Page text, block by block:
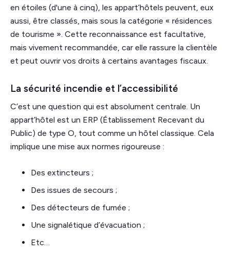
en étoiles (d'une à cinq), les appart’hôtels peuvent, eux
aussi, être classés, mais sous la catégorie « résidences
de tourisme ». Cette reconnaissance est facultative,
mais vivement recommandée, car elle rassure la clientèle
et peut ouvrir vos droits à certains avantages fiscaux.
La sécurité incendie et l’accessibilité
C’est une question qui est absolument centrale. Un
appart’hôtel est un ERP (Établissement Recevant du
Public) de type O, tout comme un hôtel classique. Cela
implique une mise aux normes rigoureuse :
Des extincteurs ;
Des issues de secours ;
Des détecteurs de fumée ;
Une signalétique d’évacuation ;
Etc…